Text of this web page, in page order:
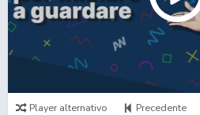
Player alternativo Precedente